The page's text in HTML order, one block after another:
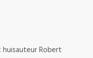
huisauteur Robert